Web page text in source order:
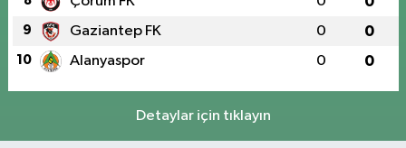
9 Gaziantep FK 0 0
10 Alanyaspor 0 0
Detaylar için tıklayın